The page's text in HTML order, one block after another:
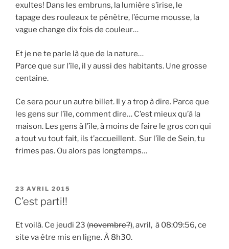
exultes! Dans les embruns, la lumière s’irise, le
tapage des rouleaux te pénètre, l’écume mousse, la
vague change dix fois de couleur…
Et je ne te parle là que de la nature…
Parce que sur l’île, il y aussi des habitants. Une grosse
centaine.
Ce sera pour un autre billet. Il y a trop à dire. Parce que
les gens sur l’île, comment dire… C’est mieux qu’à la
maison. Les gens à l’île, à moins de faire le gros con qui
a tout vu tout fait, ils t’accueillent. Sur l’île de Sein, tu
frimes pas. Ou alors pas longtemps…
PUBLIÉ
LE
23 AVRIL 2015
C’est parti!!
Et voilà. Ce jeudi 23 (novembre?), avril, à 08:09:56, ce
site va être mis en ligne. À 8h30.